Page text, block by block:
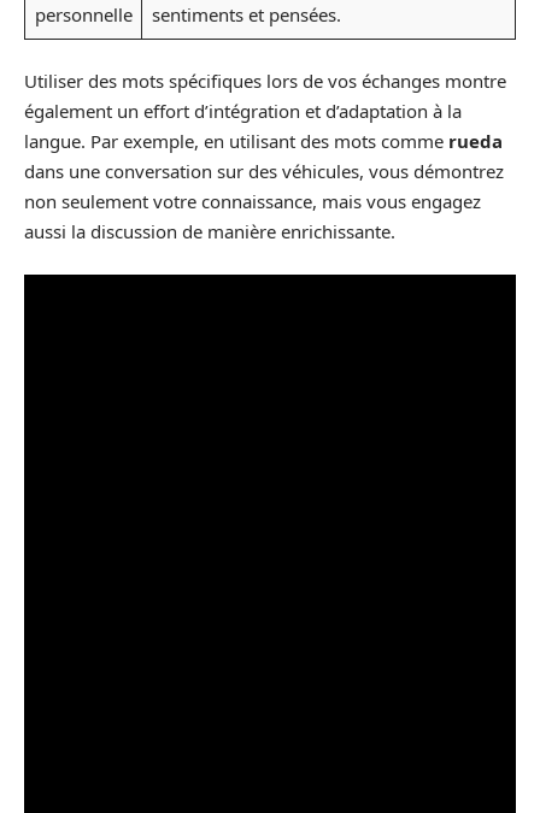
personnelle
sentiments et pensées.
Utiliser des mots spécifiques lors de vos échanges montre
également un effort d’intégration et d’adaptation à la
langue. Par exemple, en utilisant des mots comme rueda
dans une conversation sur des véhicules, vous démontrez
non seulement votre connaissance, mais vous engagez
aussi la discussion de manière enrichissante.